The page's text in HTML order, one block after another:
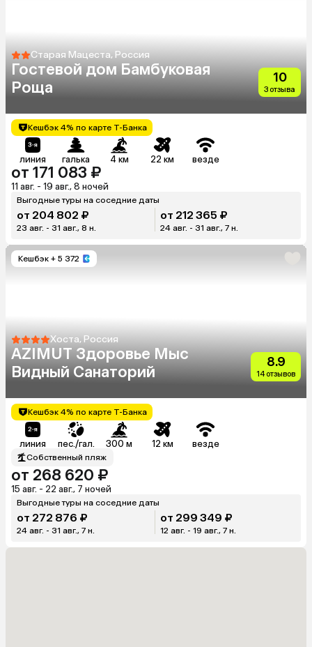
Старая Мацеста, Россия
Гостевой дом Бамбуковая
Роща
10
3 отзыва
Кешбэк 4% по карте Т-Банка
линия галька 4 км 22 км везде
от 171 083 ₽
11 авг. - 19 авг., 8 ночей
Выгодные туры на соседние даты
от 204 802 ₽
23 авг. - 31 авг., 8 н.
от 212 365 ₽
24 авг. - 31 авг., 7 н.
Кешбэк + 5 372
Хоста, Россия
AZIMUT Здоровье Мыс
Видный Санаторий
8.9
14 отзывов
Кешбэк 4% по карте Т-Банка
линия пес./гал. 300 м 12 км везде
Собственный пляж
от 268 620 ₽
15 авг. - 22 авг., 7 ночей
Выгодные туры на соседние даты
от 272 876 ₽
24 авг. - 31 авг., 7 н.
от 299 349 ₽
12 авг. - 19 авг., 7 н.